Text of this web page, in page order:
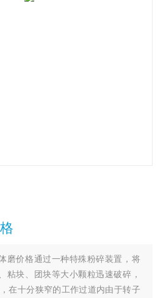
磨价格通过一种特殊粉碎装置，将
粘块、团块等大小颗粒迅速破碎，
在十分狭窄的工作过道内由于转子